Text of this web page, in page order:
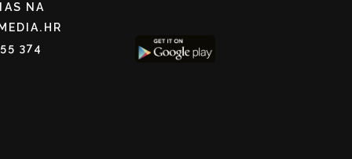
NA
374